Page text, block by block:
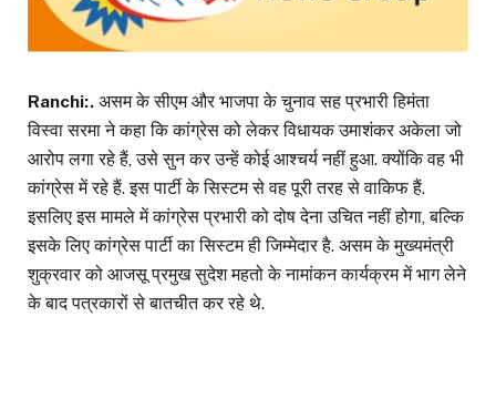
Ranchi:. असम के सीएम और भाजपा के चुनाव सह प्रभारी हिमंता
विस्वा सरमा ने कहा कि कांग्रेस को लेकर विधायक उमाशंकर अकेला जो
आरोप लगा रहे हैं, उसे सुन कर उन्हें कोई आश्चर्य नहीं हुआ. क्योंकि वह भी
कांग्रेस में रहे हैं. इस पार्टी के सिस्टम से वह पूरी तरह से वाकिफ हैं.
इसलिए इस मामले में कांग्रेस प्रभारी को दोष देना उचित नहीं होगा, बल्कि
इसके लिए कांग्रेस पार्टी का सिस्टम ही जिम्मेदार है. असम के मुख्यमंत्री
शुक्रवार को आजसू प्रमुख सुदेश महतो के नामांकन कार्यक्रम में भाग लेने
के बाद पत्रकारों से बातचीत कर रहे थे.